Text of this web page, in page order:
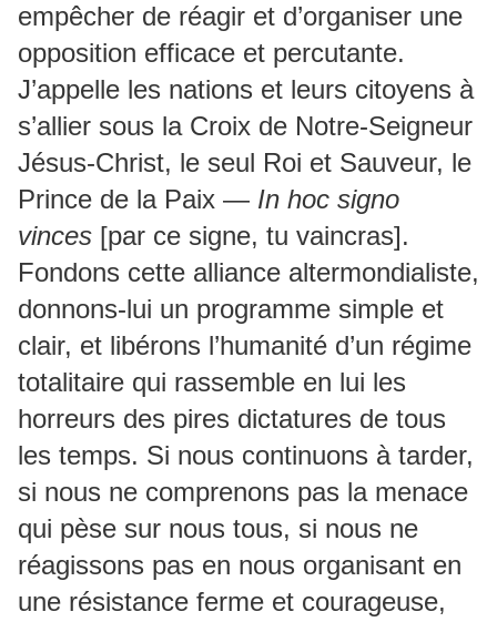
empêcher de réagir et d’organiser une
opposition efficace et percutante.
J’appelle les nations et leurs citoyens à
s’allier sous la Croix de Notre-Seigneur
Jésus-Christ, le seul Roi et Sauveur, le
Prince de la Paix — In hoc signo
vinces [par ce signe, tu vaincras].
Fondons cette alliance altermondialiste,
donnons-lui un programme simple et
clair, et libérons l’humanité d’un régime
totalitaire qui rassemble en lui les
horreurs des pires dictatures de tous
les temps. Si nous continuons à tarder,
si nous ne comprenons pas la menace
qui pèse sur nous tous, si nous ne
réagissons pas en nous organisant en
une résistance ferme et courageuse,